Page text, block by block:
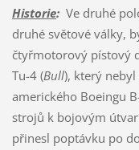
Historie:Ve druhé
druhé světové války,
čtyřmotorový pístový
Tu-4 (Bull), který
amerického Boeingu
strojů k bojovým
přinesl poptávku po